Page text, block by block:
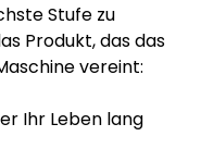
Stufe zu
Produkt, das das
vereint:
Ihr Leben lang